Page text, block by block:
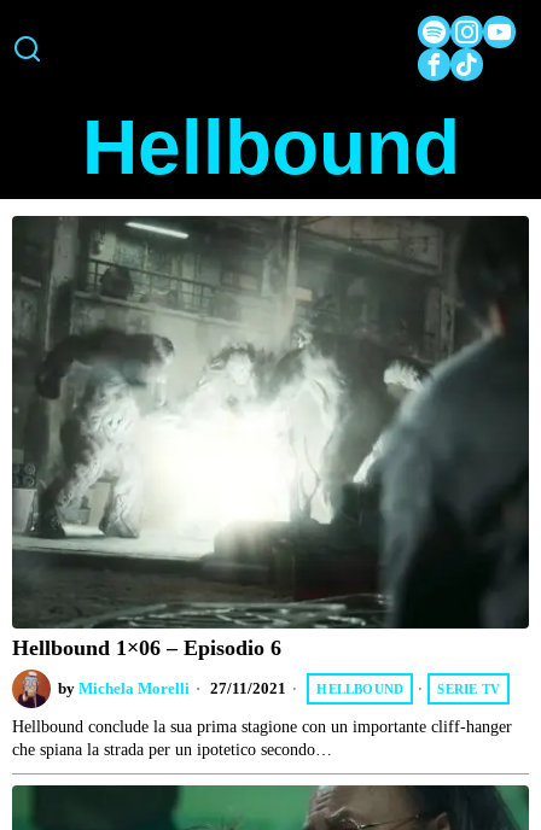
Hellbound
Hellbound 1×06 – Episodio 6
by Michela Morelli 27/11/2021 HELLBOUND · SERIE TV
Hellbound conclude la sua prima stagione con un importante cliff-hanger
che spiana la strada per un ipotetico secondo…